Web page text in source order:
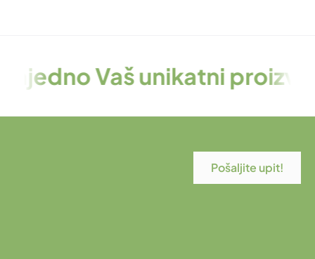
Vaš unikatni proizvod! –
Pošaljite upit!